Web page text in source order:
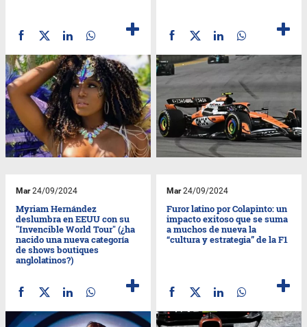
Mar24/09/2024
Myriam Hernández
deslumbra en EEUU con su
"Invencible World Tour" (¿ha
nacido una nueva categoría
de shows boutiques
anglolatinos?)
Mar24/09/2024
Furor latino por Colapinto: un
impacto exitoso que se suma
a muchos de nueva la
“cultura y estrategia” de la F1